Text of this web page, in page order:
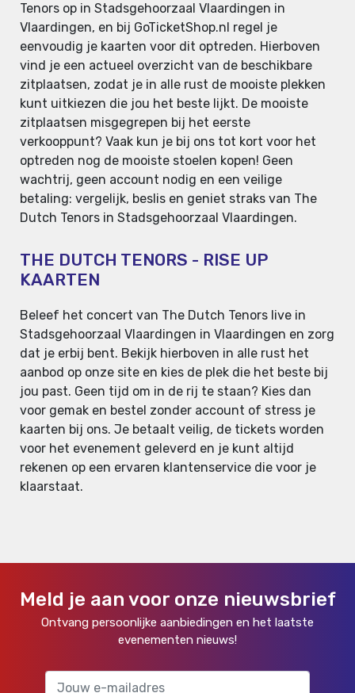
Tenors op in Stadsgehoorzaal Vlaardingen in
Vlaardingen, en bij GoTicketShop.nl regel je
eenvoudig je kaarten voor dit optreden. Hierboven
vind je een actueel overzicht van de beschikbare
zitplaatsen, zodat je in alle rust de mooiste plekken
kunt uitkiezen die jou het beste lijkt. De mooiste
zitplaatsen misgegrepen bij het eerste
verkooppunt? Vaak kun je bij ons tot kort voor het
optreden nog de mooiste stoelen kopen! Geen
wachtrij, geen account nodig en een veilige
betaling: vergelijk, beslis en geniet straks van The
Dutch Tenors in Stadsgehoorzaal Vlaardingen.
THE DUTCH TENORS - RISE UP
KAARTEN
Beleef het concert van The Dutch Tenors live in
Stadsgehoorzaal Vlaardingen in Vlaardingen en zorg
dat je erbij bent. Bekijk hierboven in alle rust het
aanbod op onze site en kies de plek die het beste bij
jou past. Geen tijd om in de rij te staan? Kies dan
voor gemak en bestel zonder account of stress je
kaarten bij ons. Je betaalt veilig, de tickets worden
voor het evenement geleverd en je kunt altijd
rekenen op een ervaren klantenservice die voor je
klaarstaat.
Meld je aan voor onze nieuwsbrief
Ontvang persoonlijke aanbiedingen en het laatste
evenementen nieuws!